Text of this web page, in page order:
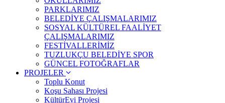
PARKLARIMIZ
BELEDİYE ÇALIŞMALARIMIZ
SOSYAL KÜLTÜREL FAALİYET
ÇALIŞMALARIMIZ
FESTİVALLERİMİZ
TUZLUKÇU BELEDİYE SPOR
GÜNCEL FOTOĞRAFLAR
PROJELER
Toplu Konut
Koşu Sahası Projesi
KültürEvi Projesi